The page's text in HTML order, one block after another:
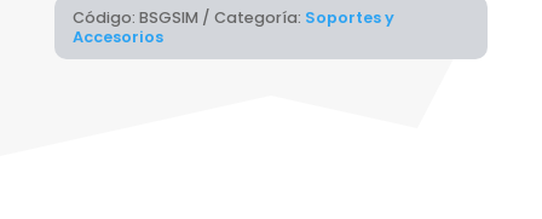
Código: BSGSIM Categoría: Soportes y
Accesorios